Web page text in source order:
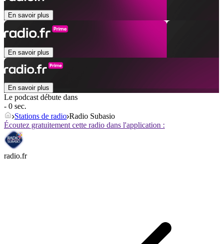
En savoir plus
En savoir plus
En savoir plus
Le podcast débute dans
- 0 sec.
Stations de radio Radio Subasio
Écoutez gratuitement cette radio dans l'application :
radio.fr